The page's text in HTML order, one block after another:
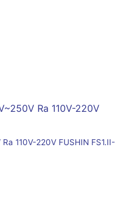
110V-220V FUSHIN FS1.II-